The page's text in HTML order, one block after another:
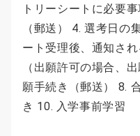
トリーシートに必要
（郵送） 4. 選考日の
ート受理後、通知さ
（出願許可の場合、
願手続き（郵送） 8.
き 10. 入学事前学習